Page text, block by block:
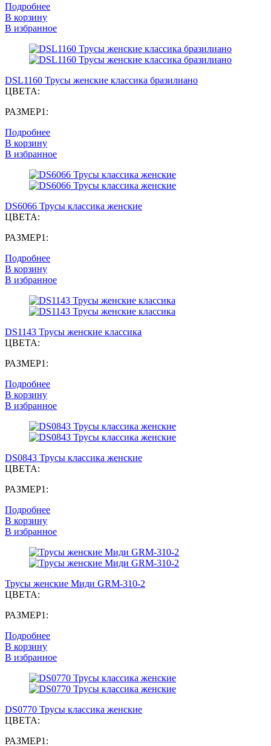
Подробнее
В корзину
В избранное
DSL1160 Трусы женские классика бразилиано
ЦВЕТА:
РАЗМЕР1:
Подробнее
В корзину
В избранное
DS6066 Трусы классика женские
ЦВЕТА:
РАЗМЕР1:
Подробнее
В корзину
В избранное
DS1143 Трусы женские классика
ЦВЕТА:
РАЗМЕР1:
Подробнее
В корзину
В избранное
DS0843 Трусы классика женские
ЦВЕТА:
РАЗМЕР1:
Подробнее
В корзину
В избранное
Трусы женские Миди GRM-310-2
ЦВЕТА:
РАЗМЕР1:
Подробнее
В корзину
В избранное
DS0770 Трусы классика женские
ЦВЕТА:
РАЗМЕР1: